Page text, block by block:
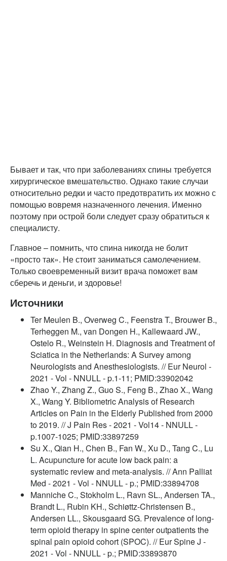
Бывает и так, что при заболеваниях спины требуется
хирургическое вмешательство. Однако такие случаи
относительно редки и часто предотвратить их можно с
помощью вовремя назначенного лечения. Именно
поэтому при острой боли следует сразу обратиться к
специалисту.
Главное – помнить, что спина никогда не болит
«просто так». Не стоит заниматься самолечением.
Только своевременный визит врача поможет вам
сберечь и деньги, и здоровье!
Источники
Ter Meulen B., Overweg C., Feenstra T., Brouwer B.,
Terheggen M., van Dongen H., Kallewaard JW.,
Ostelo R., Weinstein H. Diagnosis and Treatment of
Sciatica in the Netherlands: A Survey among
Neurologists and Anesthesiologists. // Eur Neurol -
2021 - Vol - NNULL - p.1-11; PMID:33902042
Zhao Y., Zhang Z., Guo S., Feng B., Zhao X., Wang
X., Wang Y. Bibliometric Analysis of Research
Articles on Pain in the Elderly Published from 2000
to 2019. // J Pain Res - 2021 - Vol14 - NNULL -
p.1007-1025; PMID:33897259
Su X., Qian H., Chen B., Fan W., Xu D., Tang C., Lu
L. Acupuncture for acute low back pain: a
systematic review and meta-analysis. // Ann Palliat
Med - 2021 - Vol - NNULL - p.; PMID:33894708
Manniche C., Stokholm L., Ravn SL., Andersen TA.,
Brandt L., Rubin KH., Schiøttz-Christensen B.,
Andersen LL., Skousgaard SG. Prevalence of long-
term opioid therapy in spine center outpatients the
spinal pain opioid cohort (SPOC). // Eur Spine J -
2021 - Vol - NNULL - p.; PMID:33893870